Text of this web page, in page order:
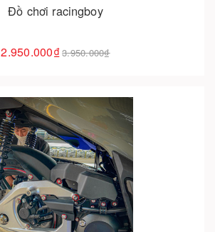
Đồ chơi racingboy
2.950.000₫3.950.000₫